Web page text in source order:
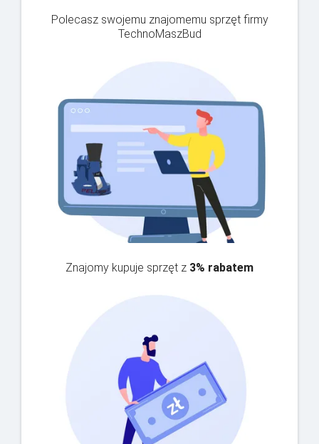
Polecasz swojemu znajomemu sprzęt firmy
TechnoMaszBud
Znajomy kupuje sprzęt z 3% rabatem